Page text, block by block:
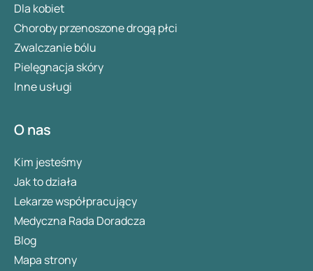
Dla kobiet
Choroby przenoszone drogą płci
Zwalczanie bólu
Pielęgnacja skóry
Inne usługi
O nas
Kim jesteśmy
Jak to działa
Lekarze współpracujący
Medyczna Rada Doradcza
Blog
Mapa strony